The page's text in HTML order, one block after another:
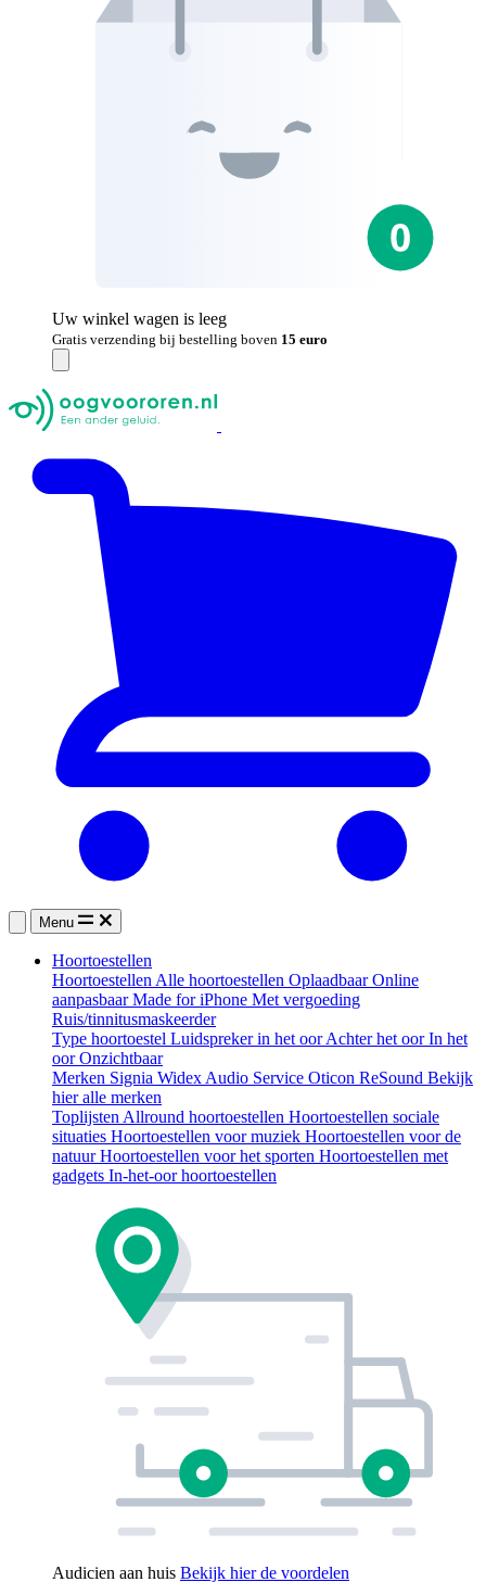
Uw winkel wagen is leeg
Gratis verzending bij bestelling boven 15 euro
Menu
Hoortoestellen
HoortoestellenAlle hoortoestellen OplaadbaarOnline
aanpasbaarMade for iPhone Met vergoeding
Ruis/tinnitusmaskeerder
Type hoortoestel Luidspreker in het oorAchter het oorIn het
oorOnzichtbaar
Merken Signia WidexAudio Service Oticon ReSound Bekijk
hier alle merken
ToplijstenAllround hoortoestellen Hoortoestellen sociale
situaties Hoortoestellen voor muziek Hoortoestellen voor de
natuurHoortoestellen voor het sporten Hoortoestellen met
gadgets In-het-oor hoortoestellen
Audicien aan huis Bekijk hier de voordelen